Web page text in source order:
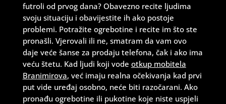
futroli od prvog dana? Obavezno recite ljudima
svoju situaciju i obavijestite ih ako postoje
problemi. Potražite ogrebotine i recite im što ste
pronašli. Vjerovali ili ne, smatram da vam ovo
daje veće šanse za prodaju telefona, čak i ako ima
veću štetu. Kad ljudi koji vode otkup mobitela
Branimirova, već imaju realna očekivanja kad prvi
put vide uređaj osobno, neće biti razočarani. Ako
pronađu ogrebotine ili pukotine koje niste uspjeli